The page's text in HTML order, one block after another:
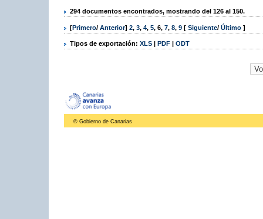
294 documentos encontrados, mostrando del 126 al 150.
[Primero/ Anterior] 2, 3, 4, 5, 6, 7, 8, 9 [ Siguiente/ Último ]
Tipos de exportación: XLS | PDF | ODT
© Gobierno de Canarias